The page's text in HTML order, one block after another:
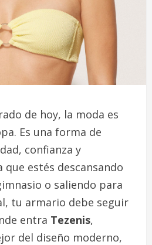
de hoy, la moda es
Es una forma de
confianza y
que estés descansando
o saliendo para
tu armario debe seguir
entra Tezenis,
del diseño moderno,